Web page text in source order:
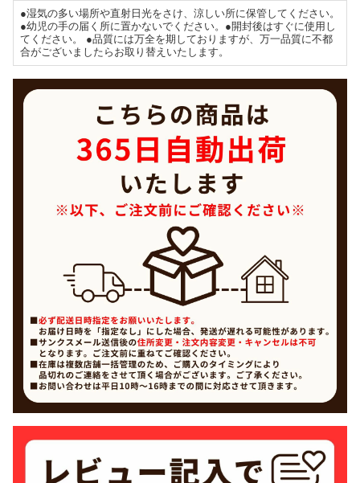
●湿気の多い場所や直射日光をさけ、涼しい所に保管してください。
●幼児の手の届く所に置かないでください。●開封後はすぐに使用し
てください。 ●品質には万全を期しておりますが、万一品質に不都
合がございましたらお取り替えいたします。